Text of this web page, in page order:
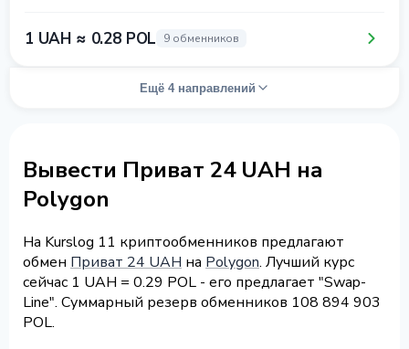
1 UAH ≈ 0.28 POL 9 обменников
Ещё 4 направлений
Вывести Приват 24 UAH на
Polygon
На Kurslog 11 криптообменников предлагают
обмен Приват 24 UAH на Polygon. Лучший курс
сейчас 1 UAH = 0.29 POL - его предлагает "Swap-
Line". Суммарный резерв обменников 108 894 903
POL.